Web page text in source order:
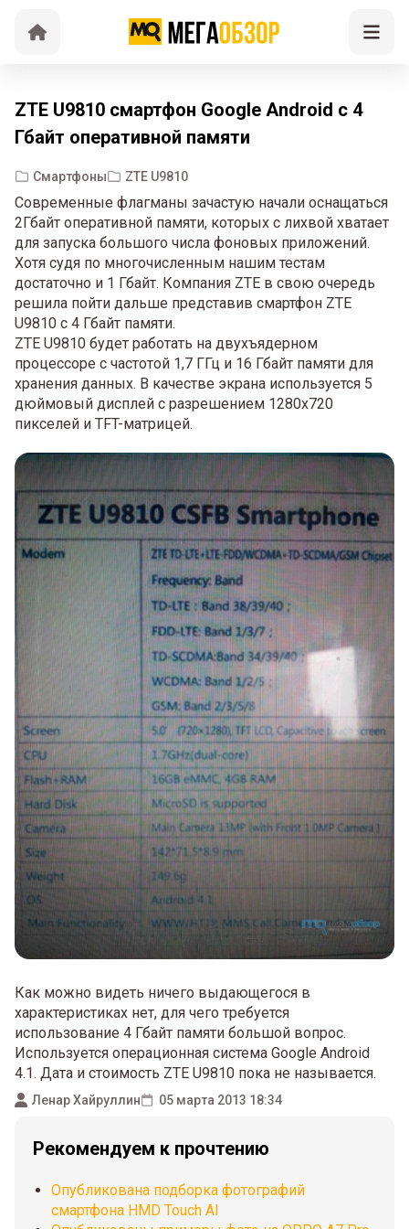
ZTE U9810 смартфон Google Android с 4
Гбайт оперативной памяти
Смартфоны ZTE U9810
Современные флагманы зачастую начали оснащаться
2Гбайт оперативной памяти, которых с лихвой хватает
для запуска большого числа фоновых приложений.
Хотя судя по многочисленным нашим тестам
достаточно и 1 Гбайт. Компания ZTE в свою очередь
решила пойти дальше представив смартфон ZTE
U9810 с 4 Гбайт памяти.
ZTE U9810 будет работать на двухъядерном
процессоре с частотой 1,7 ГГц и 16 Гбайт памяти для
хранения данных. В качестве экрана используется 5
дюймовый дисплей с разрешением 1280х720
пикселей и TFT-матрицей.
Как можно видеть ничего выдающегося в
характеристиках нет, для чего требуется
использование 4 Гбайт памяти большой вопрос.
Используется операционная система Google Android
4.1. Дата и стоимость ZTE U9810 пока не называется.
Ленар Хайруллин 05 марта 2013 18:34
Рекомендуем к прочтению
Опубликована подборка фотографий
смартфона HMD Touch AI